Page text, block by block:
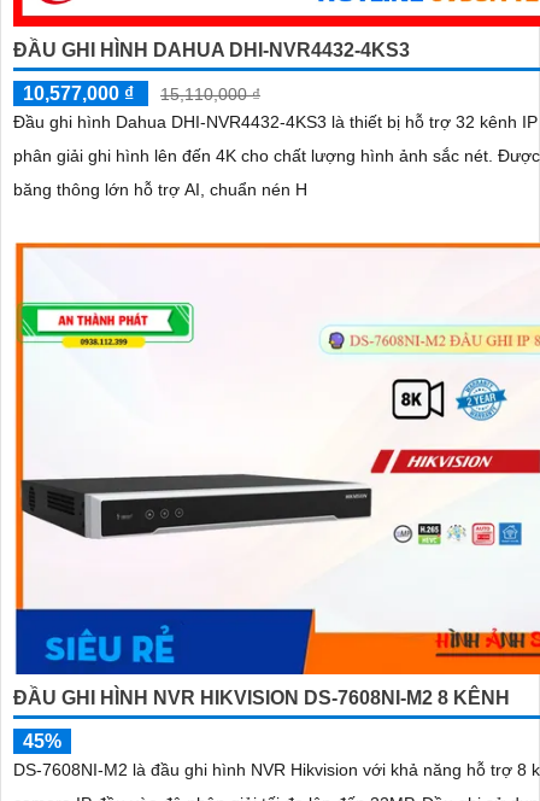
ĐẦU GHI HÌNH DAHUA DHI-NVR4432-4KS3
10,577,000 ₫
15,110,000 ₫
Đầu ghi hình Dahua DHI-NVR4432-4KS3 là thiết bị hỗ trợ 32 kênh
phân giải ghi hình lên đến 4K cho chất lượng hình ảnh sắc nét. Được trang bị
băng thông lớn hỗ trợ AI, chuẩn nén H
ĐẦU GHI HÌNH NVR HIKVISION DS-7608NI-M2 8 KÊNH
45%
DS-7608NI-M2 là đầu ghi hình NVR Hikvision với khả năng hỗ trợ 8